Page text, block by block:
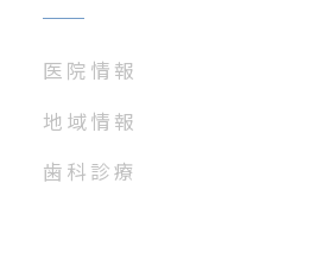
医院情報
地域情報
歯科診療